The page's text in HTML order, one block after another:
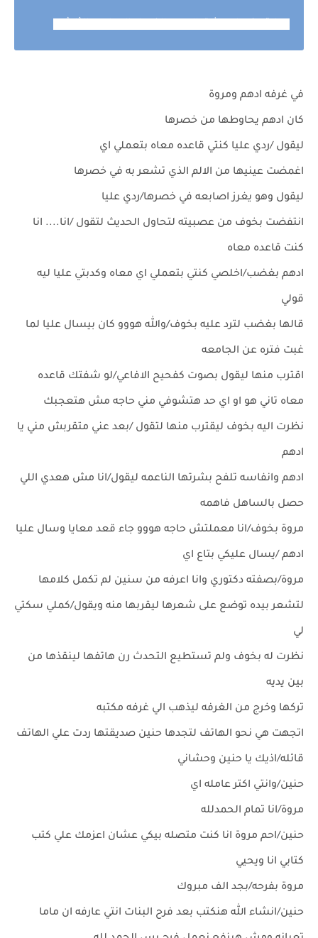
في غرفه ادهم ومروة
كان ادهم يحاوطها من خصرها
ليقول /ردي عليا كنتي قاعده معاه بتعملي اي
اغمضت عينيها من الالم الذي تشعر به في خصرها
ليقول وهو يغرز اصابعه في خصرها/ردي عليا
انتفضت بخوف من عصبيته لتحاول الحديث لتقول /انا.... انا
كنت قاعده معاه
ادهم بغضب/اخلصي كنتي بتعملي اي معاه وكدبتي عليا ليه
قولي
قالها بغضب لترد عليه بخوف/والله هووو كان بيسال عليا لما
غبت فتره عن الجامعه
اقترب منها ليقول بصوت كفحيح الافاعي/لو شفتك قاعده
معاه تاني هو او اي حد هتشوفي مني حاجه مش هتعجبك
نظرت اليه بخوف ليقترب منها لتقول /بعد عني متقربش مني يا
ادهم
ادهم وانفاسه تلفح بشرتها الناعمه ليقول/انا مش هعدي اللي
حصل بالساهل فاهمه
مروة بخوف/انا معملتش حاجه هووو جاء قعد معايا وسال عليا
ادهم /يسال عليكي بتاع اي
مروة/بصفته دكتوري وانا اعرفه من سنين لم تكمل كلامها
لتشعر بيده توضع على شعرها ليقربها منه ويقول/كملي سكتي
لي
نظرت له بخوف ولم تستطيع التحدث رن هاتفها لينقذها من
بين يديه
تركها وخرج من الغرفه ليذهب الي غرفه مكتبه
اتجهت هي نحو الهاتف لتجدها حنين صديقتها ردت علي الهاتف
قائله/اذيك يا حنين وحشاني
حنين/وانتي اكتر عامله اي
مروة/انا تمام الحمدلله
حنين/احم مروة انا كنت متصله بيكي عشان اعزمك علي كتب
كتابي انا ويحيي
مروة بفرحه/بجد الف مبروك
حنين/انشاء الله هنكتب بعد فرح البنات انتي عارفه ان ماما